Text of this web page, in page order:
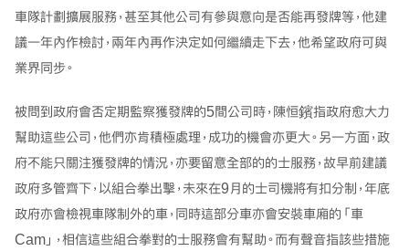
車隊計劃擴展服務，甚至其他公司有參與意向是否能再發牌等，他建
議一年內作檢討，兩年內再作決定如何繼續走下去，他希望政府可與
業界同步。
被問到政府會否定期監察獲發牌的5間公司時，陳恒鑌指政府愈大力
幫助這些公司，他們亦肯積極處理，成功的機會亦更大。另一方面，政
府不能只關注獲發牌的情況，亦要留意全部的的士服務，故早前建議
政府多管齊下，以組合拳出擊，未來在9月的士司機將有扣分制，年底
政府亦會檢視車隊制外的車，同時這部分車亦會安裝車廂的「車
Cam」，相信這些組合拳對的士服務會有幫助。而有聲音指該些措施